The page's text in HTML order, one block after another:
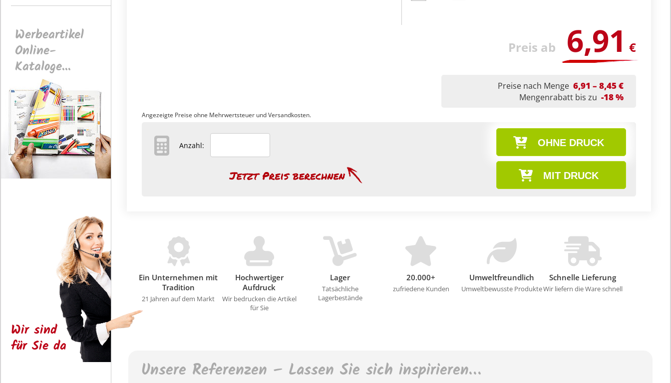
Werbeartikel
Online-
Kataloge...
Wir sind
für Sie da
Preis ab 6,91 €
Preise nach Menge 6,91 – 8,45 €
Mengenrabatt bis zu -18 %
Angezeigte Preise ohne Mehrwertsteuer und Versandkosten.
OHNE DRUCK
MIT DRUCK
Anzahl:
Ein Unternehmen mit
Tradition
21 Jahren auf dem Markt
Hochwertiger
Aufdruck
Wir bedrucken die Artikel
für Sie
Lager
Tatsächliche
Lagerbestände
20.000+
zufriedene Kunden
Umweltfreundlich
Umweltbewusste Produkte
Schnelle Lieferung
Wir liefern die Ware schnell
Unsere Referenzen – Lassen Sie sich inspirieren…